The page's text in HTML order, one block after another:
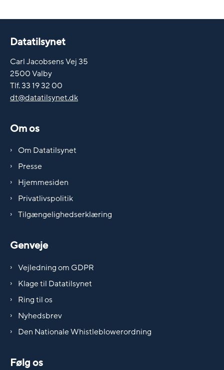
Datatilsynet
Carl Jacobsens Vej 35
2500 Valby
Tlf. 33 19 32 00
dt@datatilsynet.dk
Om os
Om Datatilsynet
Presse
Hjemmesiden
Privatlivspolitik
Tilgængelighedserklæring
Genveje
Vejledning om GDPR
Klage til Datatilsynet
Ring til os
Nyhedsbrev
Den Nationale Whistleblowerordning
Følg os